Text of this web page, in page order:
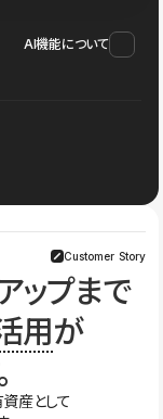
AI機能について
Customer Story
ップまで
用が
産として